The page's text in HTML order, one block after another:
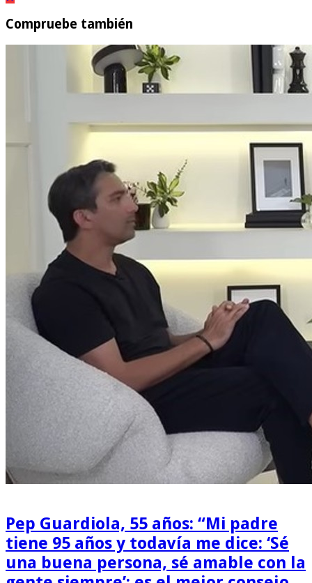
Compruebe también
Pep Guardiola, 55 años: “Mi padre
tiene 95 años y todavía me dice: ‘Sé
una buena persona, sé amable con la